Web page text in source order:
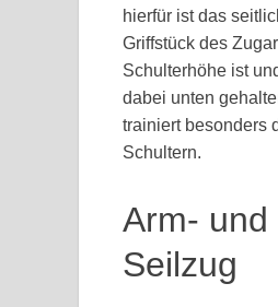
hierfür ist das
Griffstück des
Schulterhöhe ist
dabei unten
trainiert besonders
Schultern.
Arm- und
Seilzug